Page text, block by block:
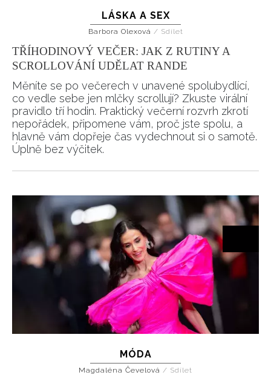
LÁSKA A SEX
Barbora Olexová / Sdílet
TŘÍHODINOVÝ VEČER: JAK Z RUTINY A
SCROLLOVÁNÍ UDĚLAT RANDE
Měníte se po večerech v unavené spolubydlící,
co vedle sebe jen mlčky scrollují? Zkuste virální
pravidlo tří hodin. Praktický večerní rozvrh zkrotí
nepořádek, připomene vám, proč jste spolu, a
hlavně vám dopřeje čas vydechnout si o samotě.
Úplně bez výčitek.
MÓDA
Magdaléna Čevelová / Sdílet